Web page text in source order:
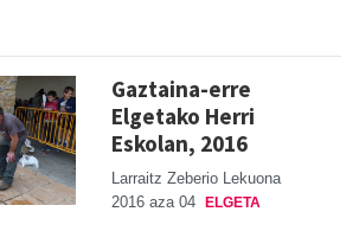
Gaztaina-erre
Elgetako Herri
Eskolan, 2016
Larraitz Zeberio Lekuona
2016 aza 04
ELGETA